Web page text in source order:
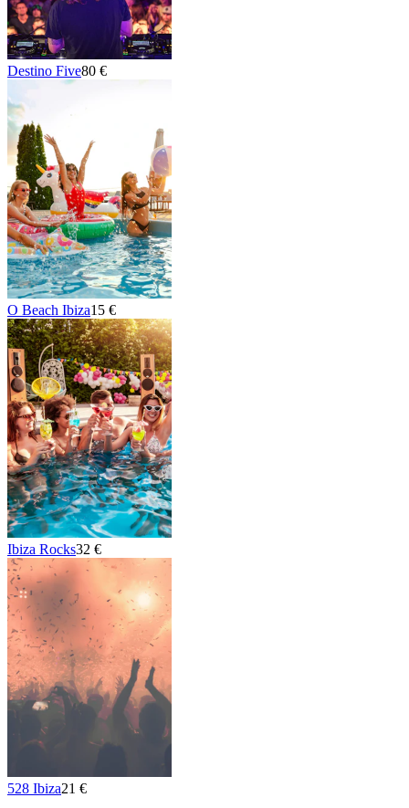
Destino Five80 €
O Beach Ibiza15 €
Ibiza Rocks32 €
528 Ibiza21 €